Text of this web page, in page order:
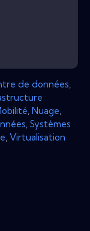
de données
Nuage
Systèmes
Virtualisation